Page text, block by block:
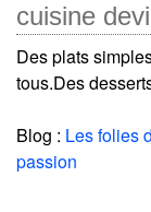
cuisine
Des plats
tous.Des
Blog : Les folies
passion